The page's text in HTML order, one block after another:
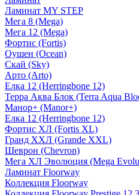
Ламинат MY STEP
Мега 8 (Mega)
Мега 12 (Mega)
Фортис (Fortis)
Оушен (Ocean)
Скай (Sky)
Арто (Arto)
Елка 12 (Herringbone 12)
Терра Аква Блок (Terra Aqua
Манор+ (Manor+)
Елка 12 (Herringbone 12)
Фортис ХЛ (Fortis XL)
Гранд ХХЛ (Grande XXL)
Шеврон (Chevron)
Мега ХЛ Эволюция (Mega
Ламинат Floorway
Коллекция Floorway